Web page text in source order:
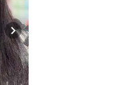
Next slide